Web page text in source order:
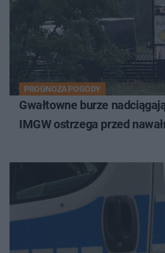
PROGNOZA POGODY
Gwałtowne burze
IMGW ostrzega przed